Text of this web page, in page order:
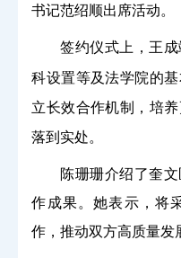
书记范绍顺出席活动。
签约仪式上，王
科设置等及法学院的
立长效合作机制，培
落到实处。
陈珊珊介绍了奎
作成果。她表示，将
作，推动双方高质量发